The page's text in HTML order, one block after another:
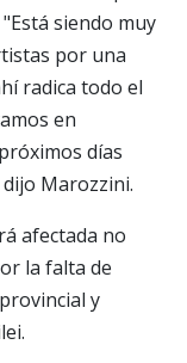
siendo muy
por una
radica todo el
en
días
Marozzini.
afectada no
la falta de
y